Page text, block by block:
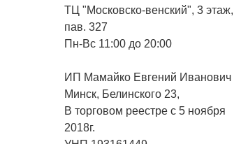
ТЦ "Московско-венский", 3 этаж,
пав. 327
Пн-Вс 11:00 до 20:00
ИП Мамайко Евгений Иванович
Минск, Белинского 23,
В торговом реестре с 5 ноября
2018г.